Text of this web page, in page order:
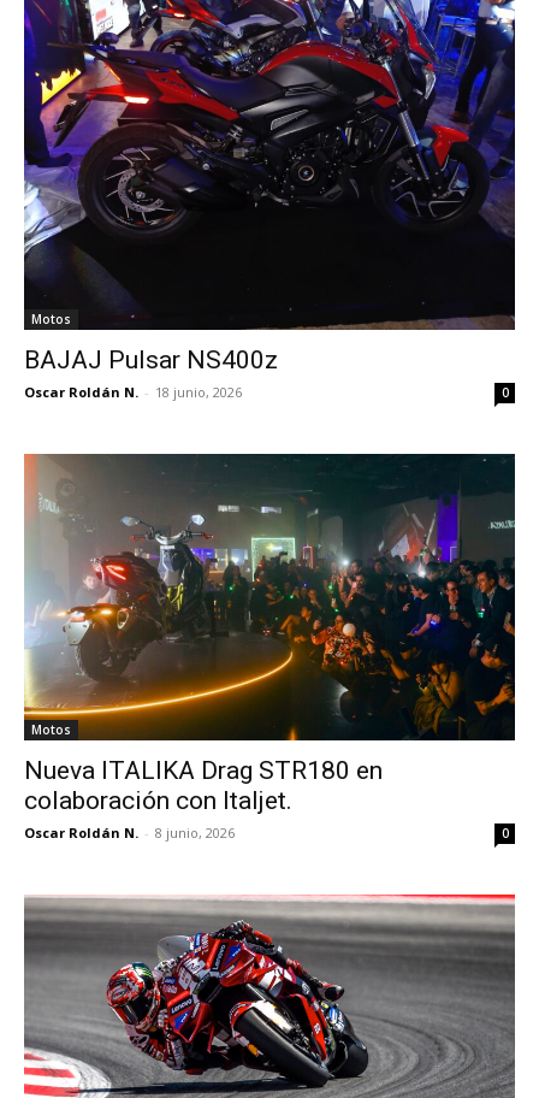
Motos
BAJAJ Pulsar NS400z
Oscar Roldán N. - 18 junio, 2026 0
Motos
Nueva ITALIKA Drag STR180 en
colaboración con Italjet.
Oscar Roldán N. - 8 junio, 2026 0